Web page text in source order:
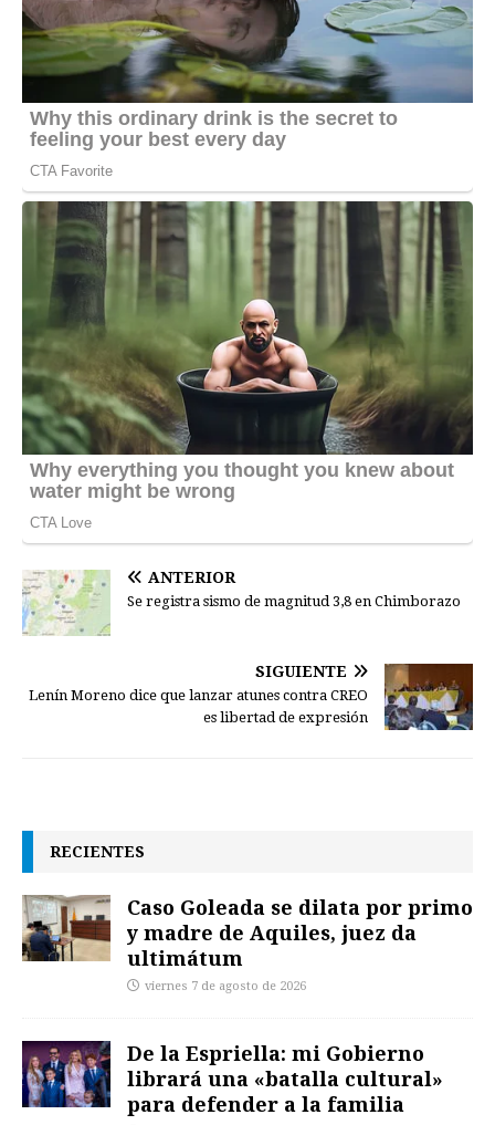
ANTERIOR
Se registra sismo de magnitud 3,8 en Chimborazo
SIGUIENTE
Lenín Moreno dice que lanzar atunes contra CREO
es libertad de expresión
RECIENTES
Caso Goleada se dilata por primo
y madre de Aquiles, juez da
ultimátum
viernes 7 de agosto de 2026
De la Espriella: mi Gobierno
librará una «batalla cultural»
para defender a la familia